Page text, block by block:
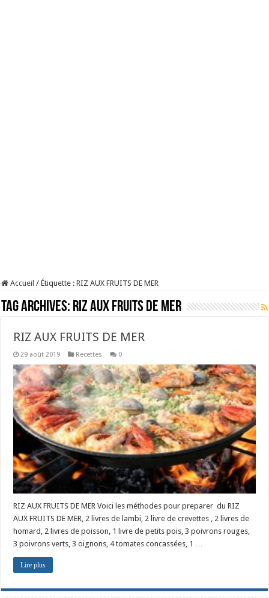
Accueil / Étiquette :RIZ AUX FRUITS DE MER
Tag Archives: RIZ AUX FRUITS DE MER
RIZ AUX FRUITS DE MER
29 août 2019 Recettes 0
RIZ AUX FRUITS DE MER Voici les méthodes pour preparer du RIZ
AUX FRUITS DE MER, 2 livres de lambi, 2 livre de crevettes , 2 livres de
homard, 2 livres de poisson, 1 livre de petits pois, 3 poivrons rouges,
3 poivrons verts, 3 oignons, 4 tomates concassées, 1 …
Lire plus